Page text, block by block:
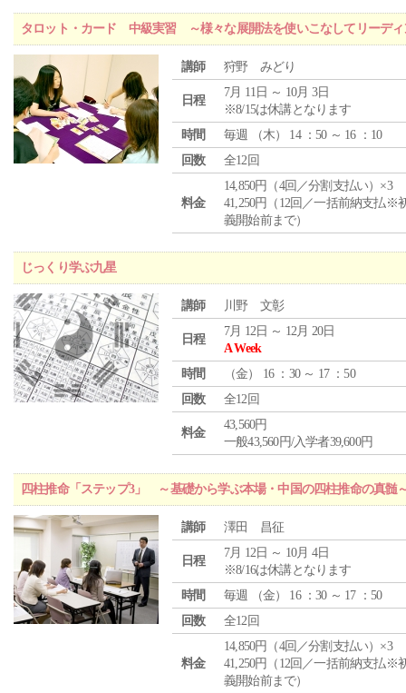
タロット・カード 中級実習 ～様々な展開法を使いこなしてリーディ
講師 狩野 みどり
日程
7月 11日 ～ 10月 3日
※8/15は休講となります
時間
毎週 （木） 14 ：50 ～ 16 ：10
回数
全12回
料金
14,850円（4回／分割支払い）×3
41,250円（12回／一括前納支払※
義開始前まで）
じっくり学ぶ九星
講師 川野 文彰
日程
7月 12日 ～ 12月 20日
A Week
時間
（金） 16 ：30 ～ 17 ：50
回数
全12回
料金
43,560円
一般43,560円/入学者39,600円
四柱推命「ステップ3」 ～基礎から学ぶ本場・中国の四柱推命の真髄
講師 澤田 昌征
日程
7月 12日 ～ 10月 4日
※8/16は休講となります
時間
毎週 （金） 16 ：30 ～ 17 ：50
回数
全12回
料金
14,850円（4回／分割支払い）×3
41,250円（12回／一括前納支払※
義開始前まで）